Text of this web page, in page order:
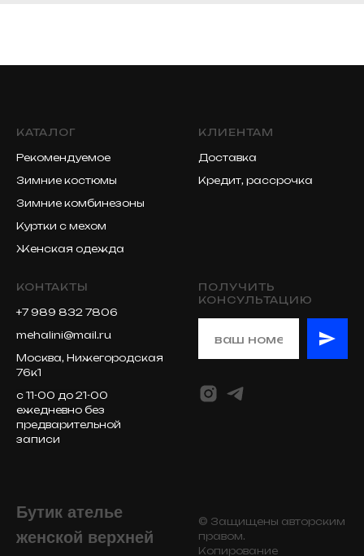
КАТАЛОГ
Рекомендуемое
Зимние костюмы
Зимние комбинезоны
Куртки с мехом
Женская одежда
КЛИЕНТАМ
Доставка
Кредит, рассрочка
КОНТАКТЫ
+7 989 832 7806
mehalini@mail.ru
Москва, Нижегородская
76к1
с 11-00 до 21-00
ежедневно без
предварительной
записи
ПОЛУЧИТЬ
КОНСУЛЬТАЦИЮ
Бутик ателье
женской верхней
© Защищены авторским
правом.
Копирование